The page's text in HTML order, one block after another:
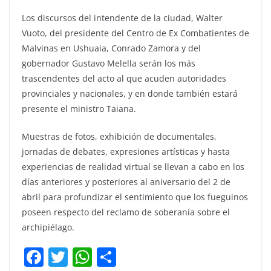
Los discursos del intendente de la ciudad, Walter
Vuoto, del presidente del Centro de Ex Combatientes de
Malvinas en Ushuaia, Conrado Zamora y del
gobernador Gustavo Melella serán los más
trascendentes del acto al que acuden autoridades
provinciales y nacionales, y en donde también estará
presente el ministro Taiana.
Muestras de fotos, exhibición de documentales,
jornadas de debates, expresiones artísticas y hasta
experiencias de realidad virtual se llevan a cabo en los
días anteriores y posteriores al aniversario del 2 de
abril para profundizar el sentimiento que los fueguinos
poseen respecto del reclamo de soberanía sobre el
archipiélago.
F T W